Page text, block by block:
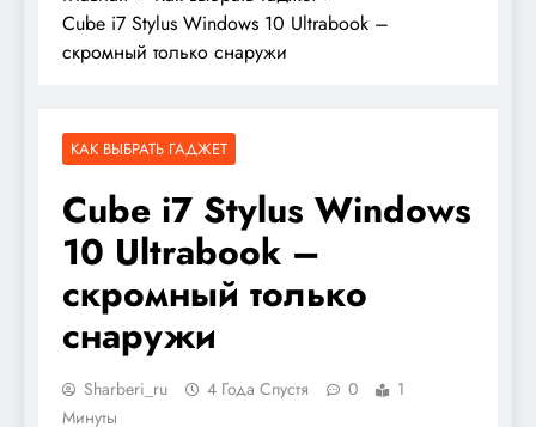
Cube i7 Stylus Windows 10 Ultrabook –
скромный только снаружи
КАК ВЫБРАТЬ ГАДЖЕТ
Cube i7 Stylus Windows
10 Ultrabook –
скромный только
снаружи
Sharberi_ru 4 Года Спустя 0
1
Минуты